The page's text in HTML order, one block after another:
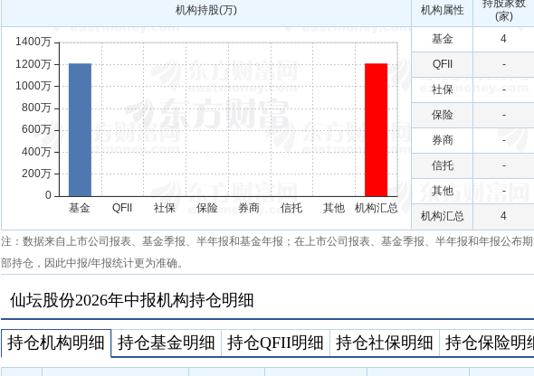
机构持股(万) 机构属性
持股家数
(家)
基金
4
QFII
-
社保
-
保险
-
券商
-
信托
-
其他
-
机构汇总
4
注：数据来自上市公司报表、基金季报、半年报和基金年报；在上市公司报表、基金季报、半年报和年报公布
部持仓，因此中报/年报统计更为准确。
仙坛股份2026年中报机构持仓明细
持仓机构明细 持仓基金明细 持仓QFII明细 持仓社保明细 持仓保险明